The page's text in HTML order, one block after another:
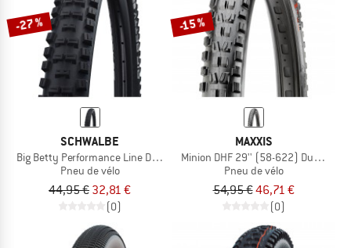
-27 %
SCHWALBE
Big Betty Performance Line DD TLE 29'' (62-622)
Pneu de vélo
44,95 € 32,81 €
(0)
-15 %
MAXXIS
Minion DHF 29'' (58-622) Dual EXO
Pneu de vélo
54,95 €46,71 €
(0)